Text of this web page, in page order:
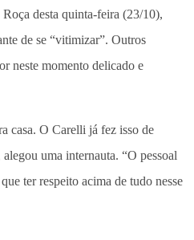
desta quinta-feira (23/10),
de se “vitimizar”. Outros
neste momento delicado e
casa. O Carelli já fez isso de
uma internauta. “O pessoal
ter respeito acima de tudo nesse